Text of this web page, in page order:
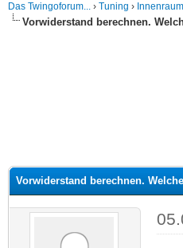
Das Twingoforum... › Tuning ›
Vorwiderstand berechnen.
Vorwiderstand berechnen.